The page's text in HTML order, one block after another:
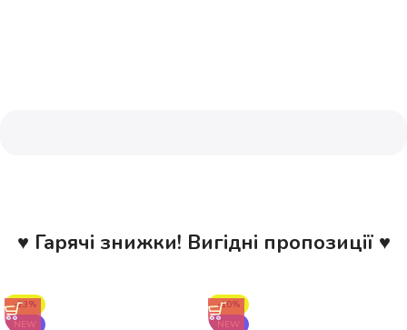
♥ Гарячі знижки! Вигідні пропозиції ♥
-23%
NEW
-10%
NEW